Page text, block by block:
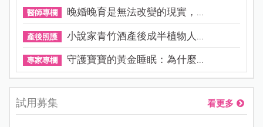
醫師專欄 晚婚晚育是無法改變的現實，...
產後照護 小說家青竹酒產後成半植物人...
專家專欄 守護寶寶的黃金睡眠：為什麼...
試用募集 看更多